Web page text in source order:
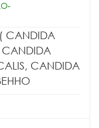
CANDIDA
CANDIDA